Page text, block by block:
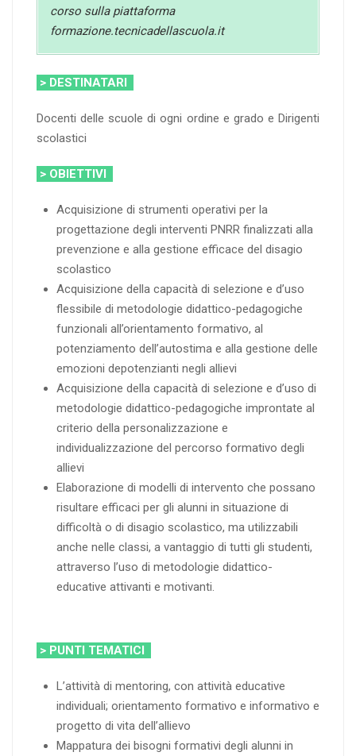
corso sulla piattaforma
formazione.tecnicadellascuola.it
> DESTINATARI
Docenti delle scuole di ogni ordine e grado e Dirigenti
scolastici
> OBIETTIVI
Acquisizione di strumenti operativi per la
progettazione degli interventi PNRR finalizzati alla
prevenzione e alla gestione efficace del disagio
scolastico
Acquisizione della capacità di selezione e d’uso
flessibile di metodologie didattico-pedagogiche
funzionali all’orientamento formativo, al
potenziamento dell’autostima e alla gestione delle
emozioni depotenzianti negli allievi
Acquisizione della capacità di selezione e d’uso di
metodologie didattico-pedagogiche improntate al
criterio della personalizzazione e
individualizzazione del percorso formativo degli
allievi
Elaborazione di modelli di intervento che possano
risultare efficaci per gli alunni in situazione di
difficoltà o di disagio scolastico, ma utilizzabili
anche nelle classi, a vantaggio di tutti gli studenti,
attraverso l’uso di metodologie didattico-
educative attivanti e motivanti.
> PUNTI TEMATICI
L’attività di mentoring, con attività educative
individuali; orientamento formativo e informativo e
progetto di vita dell’allievo
Mappatura dei bisogni formativi degli alunni in